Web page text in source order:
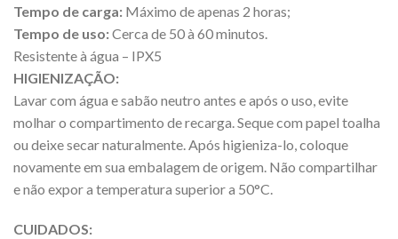
Tempo de carga: Máximo de apenas 2 horas;
Tempo de uso:Cerca de 50 à 60 minutos.
Resistente à água – IPX5
HIGIENIZAÇÃO:
Lavar com água e sabão neutro antes e após o uso, evite
molhar o compartimento de recarga. Seque com papel toalha
ou deixe secar naturalmente. Após higieniza-lo, coloque
novamente em sua embalagem de origem. Não compartilhar
e não expor a temperatura superior a 50°C.
CUIDADOS: